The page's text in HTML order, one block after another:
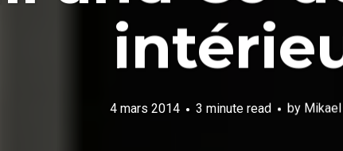
4 mars 2014 3 minute read by